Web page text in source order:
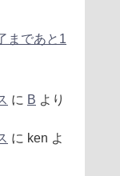
まであと1
に B より
に ken よ